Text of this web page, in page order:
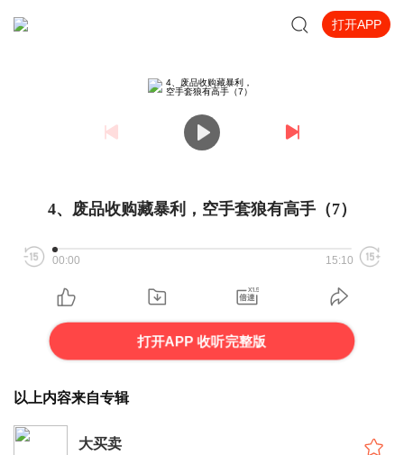
打开APP
4、废品收购藏暴利，空手套狼有高手（7）
00:00 15:10
打开APP 收听完整版
以上内容来自专辑
大买卖